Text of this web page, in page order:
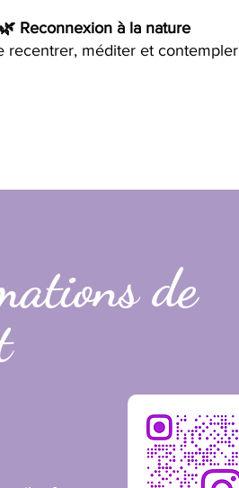
🌿 Reconnexion à la nature
recentrer, méditer et contempler
de